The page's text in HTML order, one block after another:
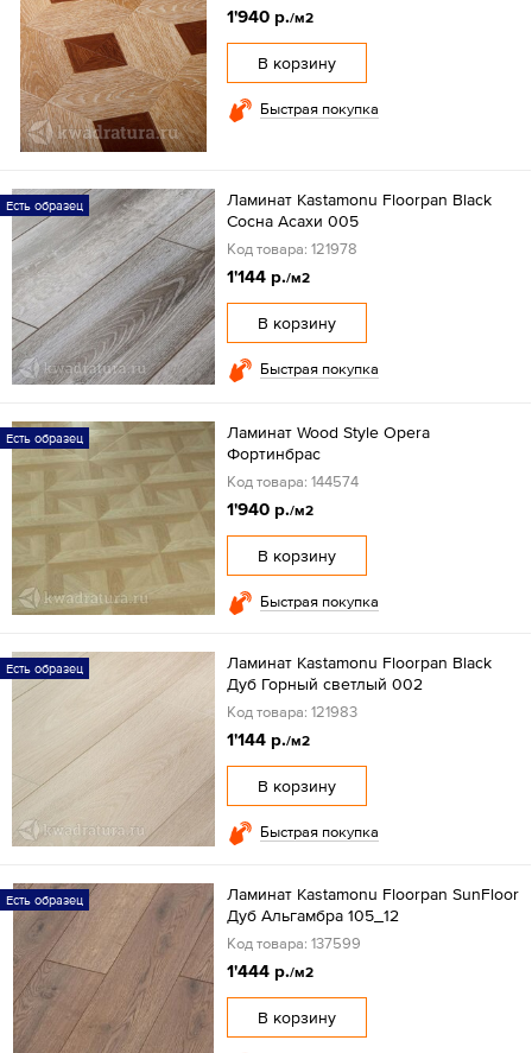
1'940 р./м2
В корзину
Быстрая покупка
Есть образец
Ламинат Kastamonu Floorpan Black
Сосна Асахи 005
Код товара: 121978
1'144 р./м2
В корзину
Быстрая покупка
Есть образец
Ламинат Wood Style Opera
Фортинбрас
Код товара: 144574
1'940 р./м2
В корзину
Быстрая покупка
Есть образец
Ламинат Kastamonu Floorpan Black
Дуб Горный светлый 002
Код товара: 121983
1'144 р./м2
В корзину
Быстрая покупка
Есть образец
Ламинат Kastamonu Floorpan SunFloor
Дуб Альгамбра 105_12
Код товара: 137599
1'444 р./м2
В корзину